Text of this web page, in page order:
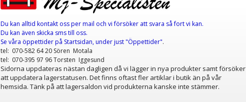
Du kan alltid kontakt oss per mail och vi försöker att svara så fort vi kan.
Du kan även skicka sms till oss.
Se våra öppettiderpå Startsidan, under just "Öppettider".
tel: 070-582 64 20 Sören Motala
tel: 070-395 97 96 Torsten Iggesund
Sidorna uppdateras nästan dagligen då vi lägger in nya produkter samt försöker
att uppdatera lagerstatusen. Det finns oftast fler artiklar i butik än på vår
hemsida. Tänk på att lagersaldon vid produkterna kanske inte stämmer.